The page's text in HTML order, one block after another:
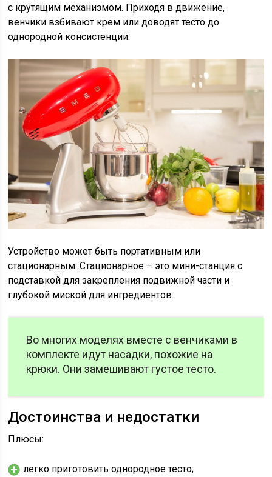
с крутящим механизмом. Приходя в движение,
венчики взбивают крем или доводят тесто до
однородной консистенции.
Устройство может быть портативным или
стационарным. Стационарное – это мини-станция с
подставкой для закрепления подвижной части и
глубокой миской для ингредиентов.
Во многих моделях вместе с венчиками в
комплекте идут насадки, похожие на
крюки. Они замешивают густое тесто.
Достоинства и недостатки
Плюсы:
легко приготовить однородное тесто;